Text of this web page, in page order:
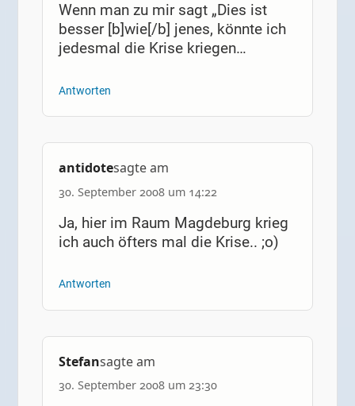
Wenn man zu mir sagt „Dies ist
besser [b]wie[/b] jenes, könnte ich
jedesmal die Krise kriegen…
Antworten
antidotesagte am
30. September 2008 um 14:22
Ja, hier im Raum Magdeburg krieg
ich auch öfters mal die Krise.. ;o)
Antworten
Stefansagte am
30. September 2008 um 23:30